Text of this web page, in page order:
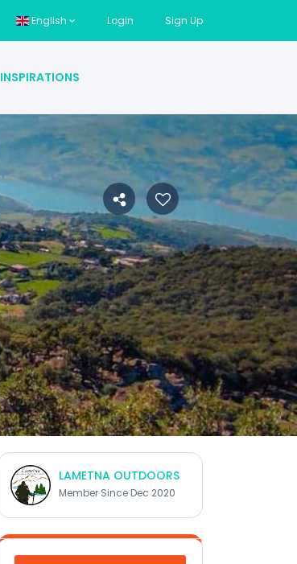
English Login Sign Up
INSPIRATIONS
LAMETNA OUTDOORS
Member Since Dec 2020